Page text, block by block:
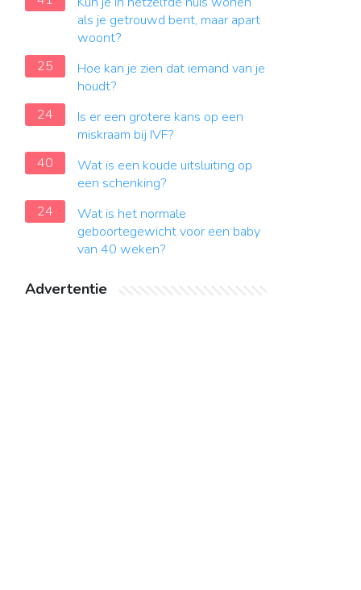
als je getrouwd bent, maar apart
woont?
25
Hoe kan je zien dat iemand van je
houdt?
24
Is er een grotere kans op een
miskraam bij IVF?
40
Wat is een koude uitsluiting op
een schenking?
24
Wat is het normale
geboortegewicht voor een baby
van 40 weken?
Advertentie